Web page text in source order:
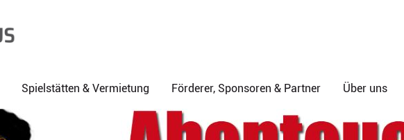
Spielstätten & Vermietung Förderer, Sponsoren & Partner Über uns